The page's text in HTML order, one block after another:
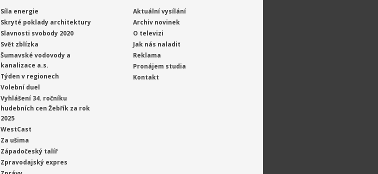
Síla energie
Skryté poklady architektury
Slavnosti svobody 2020
Svět zblízka
Šumavské vodovody a
kanalizace a.s.
Týden v regionech
Volební duel
Vyhlášení 34. ročníku
hudebních cen Žebřík za rok
2025
WestCast
Za ušima
Západočeský talíř
Zpravodajský expres
Aktuální vysílání
Archiv novinek
O televizi
Jak nás naladit
Reklama
Pronájem studia
Kontakt